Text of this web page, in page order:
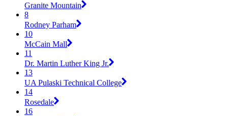
Granite Mountain
8
Rodney Parham
10
McCain Mall
11
Dr. Martin Luther King Jr.
13
UA Pulaski Technical College
14
Rosedale
16